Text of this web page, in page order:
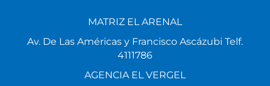
MATRIZ EL ARENAL
Av. De Las Américas y Francisco Ascázubi Telf.
4111786
AGENCIA EL VERGEL